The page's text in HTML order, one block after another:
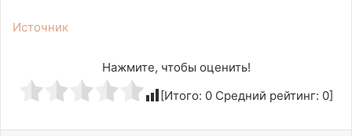
Источник
Нажмите, чтобы оценить!
[Итого: 0 Средний рейтинг: 0]